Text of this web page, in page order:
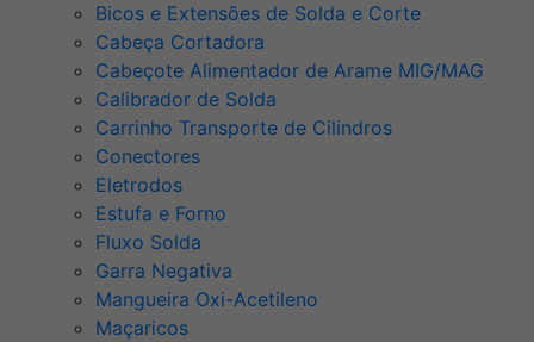
Bicos e Extensões de Solda e Corte
Cabeça Cortadora
Cabeçote Alimentador de Arame MIG/MAG
Calibrador de Solda
Carrinho Transporte de Cilindros
Conectores
Eletrodos
Estufa e Forno
Fluxo Solda
Garra Negativa
Mangueira Oxi-Acetileno
Maçaricos